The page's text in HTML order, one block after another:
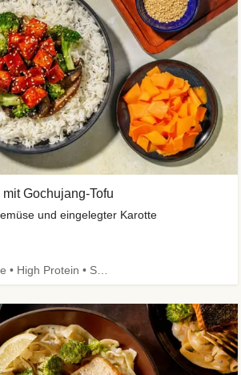
Gochujang-Tofu
und eingelegter Karotte